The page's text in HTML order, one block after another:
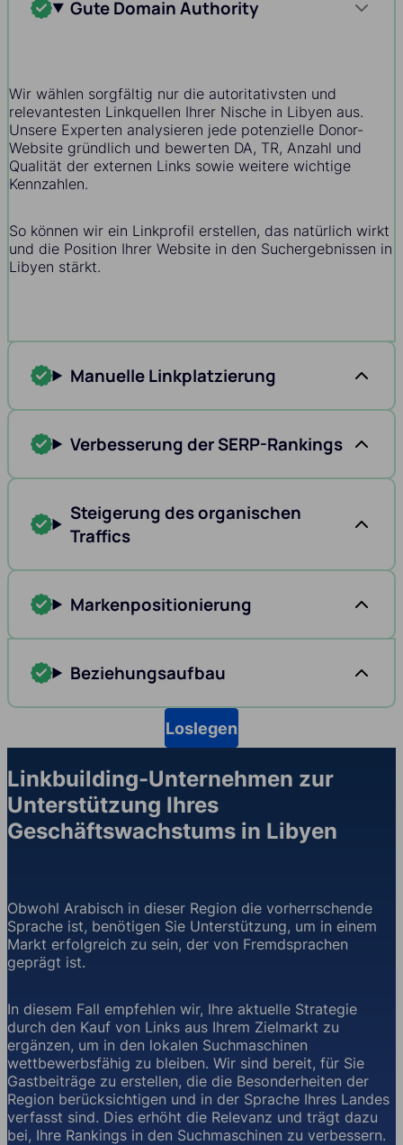
Gute Domain Authority
Wir wählen sorgfältig nur die autoritativsten und
relevantesten Linkquellen Ihrer Nische in Libyen aus.
Unsere Experten analysieren jede potenzielle Donor-
Website gründlich und bewerten DA, TR, Anzahl und
Qualität der externen Links sowie weitere wichtige
Kennzahlen.
So können wir ein Linkprofil erstellen, das natürlich wirkt
und die Position Ihrer Website in den Suchergebnissen in
Libyen stärkt.
Manuelle Linkplatzierung
Verbesserung der SERP-Rankings
Steigerung des organischen
Traffics
Markenpositionierung
Beziehungsaufbau
Loslegen
Linkbuilding-Unternehmen zur
Unterstützung Ihres
Geschäftswachstums in Libyen
Obwohl Arabisch in dieser Region die vorherrschende
Sprache ist, benötigen Sie Unterstützung, um in einem
Markt erfolgreich zu sein, der von Fremdsprachen
geprägt ist.
In diesem Fall empfehlen wir, Ihre aktuelle Strategie
durch den Kauf von Links aus Ihrem Zielmarkt zu
ergänzen, um in den lokalen Suchmaschinen
wettbewerbsfähig zu bleiben. Wir sind bereit, für Sie
Gastbeiträge zu erstellen, die die Besonderheiten der
Region berücksichtigen und in der Sprache Ihres Landes
verfasst sind. Dies erhöht die Relevanz und trägt dazu
bei, Ihre Rankings in den Suchmaschinen zu verbessern.